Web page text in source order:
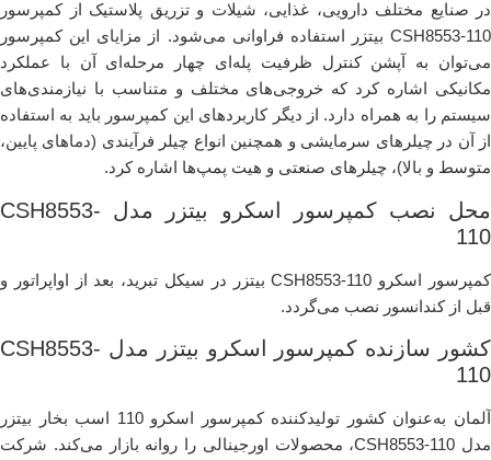
در صنایع مختلف دارویی، غذایی، شیلات و تزریق پلاستیک از کمپرسور
CSH8553-110 بیتزر استفاده فراوانی می‌شود. از مزایای این کمپرسور
می‌توان به آپشن کنترل ظرفیت پله‌ای چهار مرحله‌ای آن با عملکرد
مکانیکی اشاره کرد که خروجی‌های مختلف و متناسب با نیازمندی‌های
سیستم را به‌ همراه دارد. از دیگر کاربردهای این کمپرسور باید به استفاده
از آن در چیلرهای سرمایشی و همچنین انواع چیلر فرآیندی (دماهای پایین،
متوسط و بالا)، چیلرهای صنعتی و هیت پمپ‌ها اشاره کرد.
محل نصب کمپرسور اسکرو بیتزر مدل CSH8553-
110
کمپرسور اسکرو CSH8553-110 بیتزر در سیکل تبرید، بعد از اواپراتور و
قبل از کندانسور نصب می‌گردد.
کشور سازنده کمپرسور اسکرو بیتزر مدل CSH8553-
110
آلمان به‌عنوان کشور تولیدکننده کمپرسور اسکرو 110 اسب بخار بیتزر
مدل CSH8553-110، محصولات اورجینالی را روانه بازار می‌کند. شرکت